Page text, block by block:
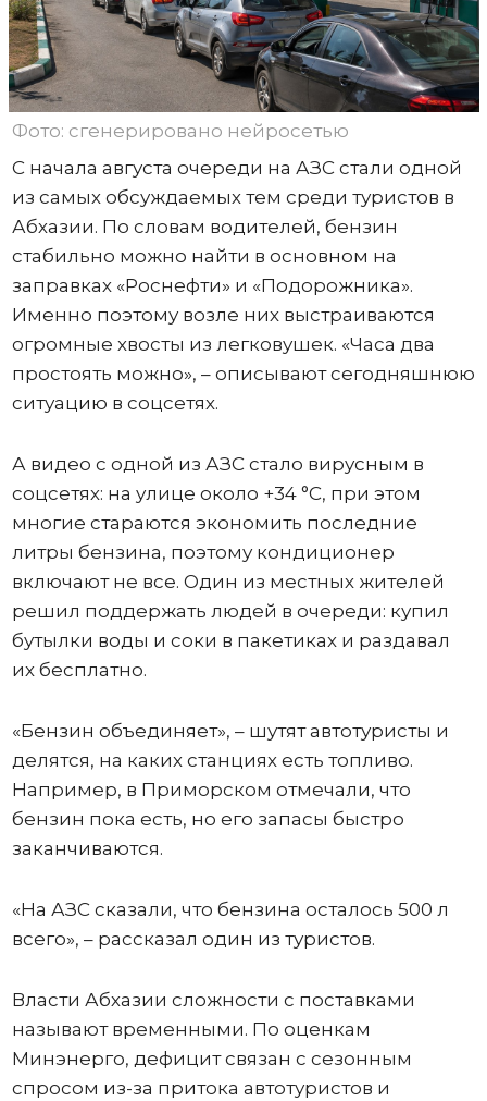
Фото: сгенерировано нейросетью
С начала августа очереди на АЗС стали одной
из самых обсуждаемых тем среди туристов в
Абхазии. По словам водителей, бензин
стабильно можно найти в основном на
заправках «Роснефти» и «Подорожника».
Именно поэтому возле них выстраиваются
огромные хвосты из легковушек. «Часа два
простоять можно», – описывают сегодняшнюю
ситуацию в соцсетях.
А видео с одной из АЗС стало вирусным в
соцсетях: на улице около +34 °C, при этом
многие стараются экономить последние
литры бензина, поэтому кондиционер
включают не все. Один из местных жителей
решил поддержать людей в очереди: купил
бутылки воды и соки в пакетиках и раздавал
их бесплатно.
«Бензин объединяет», – шутят автотуристы и
делятся, на каких станциях есть топливо.
Например, в Приморском отмечали, что
бензин пока есть, но его запасы быстро
заканчиваются.
«На АЗС сказали, что бензина осталось 500 л
всего», – рассказал один из туристов.
Власти Абхазии сложности с поставками
называют временными. По оценкам
Минэнерго, дефицит связан с сезонным
спросом из-за притока автотуристов и